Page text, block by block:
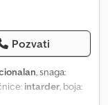
Pozvati
, snaga:
intarder, boja: